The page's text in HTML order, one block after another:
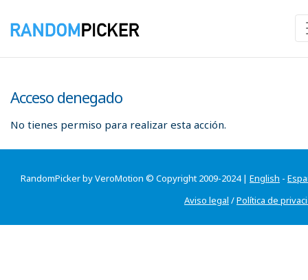
Acceso denegado
No tienes permiso para realizar esta acción.
RandomPicker by VeroMotion © Copyright 2009-2024 | English -
Aviso legal /Política de